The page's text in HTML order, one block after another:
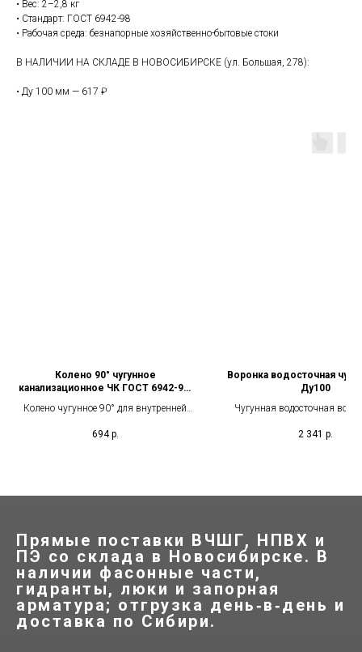
• Вес: 2–2,8 кг
• Стандарт: ГОСТ 6942-98
• Рабочая среда: безнапорные хозяйственно-бытовые стоки
В НАЛИЧИИ НА СКЛАДЕ В НОВОСИБИРСКЕ (ул. Большая, 278):
• Ду 100 мм — 617 ₽
Колено 90° чугунное
канализационное ЧК ГОСТ 6942-98,
Колено чугунное 90° для внутренней
Диаметры Ду 50, 100, 150 мм. Для
694 р.
Воронка водосточная
Ду100
Чугунная водосточная
предназначена для
решёткой-фильтром.
2 341 р.
Прямые поставки ВЧШГ, НПВХ и
ПЭ со склада в Новосибирске. В
наличии фасонные части,
гидранты, люки и запорная
арматура; отгрузка день‑в‑день и
доставка по Сибири.